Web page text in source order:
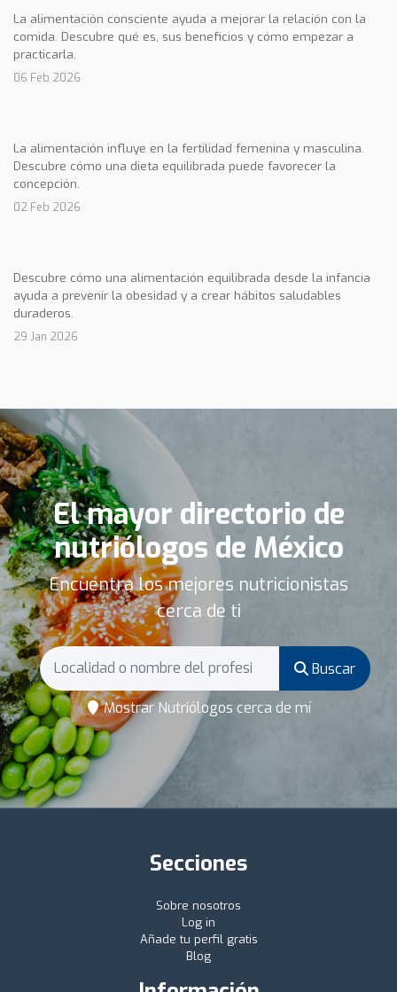
La alimentación consciente ayuda a mejorar la relación con la
comida. Descubre qué es, sus beneficios y cómo empezar a
practicarla.
06 Feb 2026
La alimentación influye en la fertilidad femenina y masculina.
Descubre cómo una dieta equilibrada puede favorecer la
concepción.
02 Feb 2026
Descubre cómo una alimentación equilibrada desde la infancia
ayuda a prevenir la obesidad y a crear hábitos saludables
duraderos.
29 Jan 2026
El mayor directorio de
nutriólogos de México
Encuentra los mejores nutricionistas
cerca de ti
Buscar
Mostrar Nutriólogos cerca de mí
Secciones
Sobre nosotros
Log in
Añade tu perfil gratis
Blog